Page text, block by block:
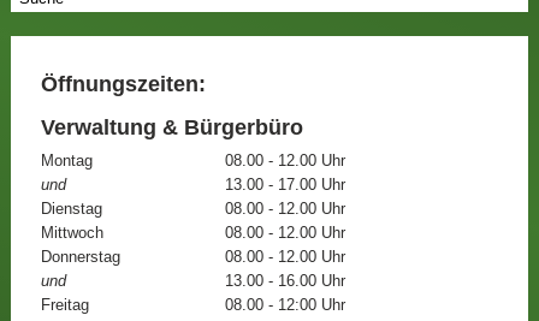
Öffnungszeiten:
Verwaltung & Bürgerbüro
Montag
08.00 - 12.00 Uhr
und
13.00 - 17.00 Uhr
Dienstag
08.00 - 12.00 Uhr
Mittwoch
08.00 - 12.00 Uhr
Donnerstag
08.00 - 12.00 Uhr
und
13.00 - 16.00 Uhr
Freitag
08.00 - 12:00 Uhr